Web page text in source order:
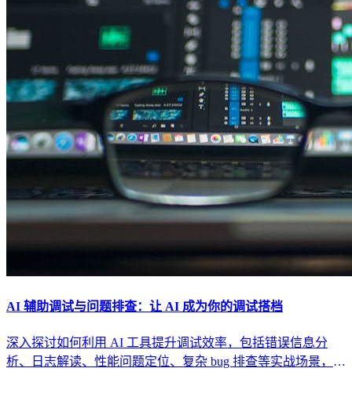
AI 辅助调试与问题排查：让 AI 成为你的调试搭档
深入探讨如何利用 AI 工具提升调试效率，包括错误信息分
析、日志解读、性能问题定位、复杂 bug 排查等实战场景，构